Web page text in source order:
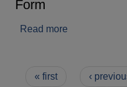
Form
Read more
Pages
« first ‹